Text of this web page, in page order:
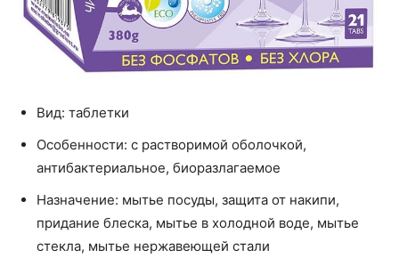
Вид: таблетки
Особенности: с растворимой оболочкой,
антибактериальное, биоразлагаемое
Назначение: мытье посуды, защита от накипи,
придание блеска, мытье в холодной воде, мытье
стекла, мытье нержавеющей стали